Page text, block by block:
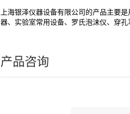
上海银泽仪器设备有限公司的产品主要
器、实验室常用设备、罗氏泡沫仪、穿孔
产品咨询